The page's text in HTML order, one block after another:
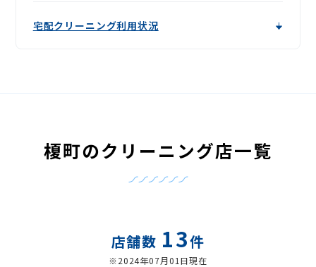
宅配クリーニング利用状況
榎町のクリーニング店一覧
店舗数 13件
※2024年07月01日現在